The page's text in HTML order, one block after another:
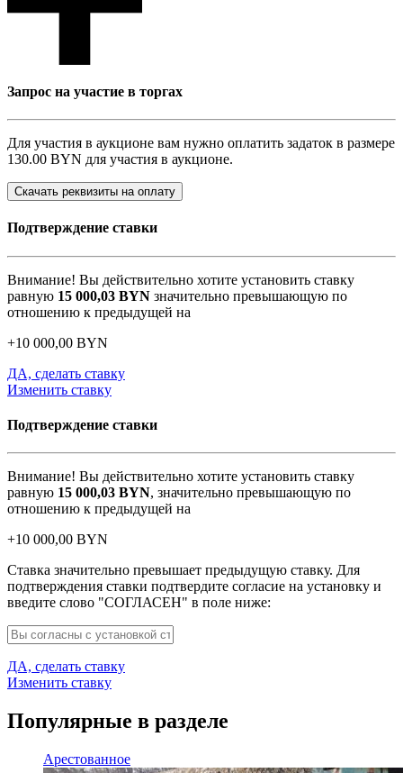
Запрос на участие в торгах
Для участия в аукционе вам нужно оплатить задаток в размере
130.00 BYN для участия в аукционе.
Скачать реквизиты на оплату
Подтверждение ставки
Внимание! Вы действительно хотите установить ставку
равную 15 000,03 BYN значительно превышающую по
отношению к предыдущей на
+10 000,00 BYN
ДА, сделать ставку
Изменить ставку
Подтверждение ставки
Внимание! Вы действительно хотите установить ставку
равную 15 000,03 BYN, значительно превышающую по
отношению к предыдущей на
+10 000,00 BYN
Ставка значительно превышает предыдущую ставку. Для
подтверждения ставки подтвердите согласие на установку и
введите слово "СОГЛАСЕН" в поле ниже:
ДА, сделать ставку
Изменить ставку
Популярные в разделе
Арестованное